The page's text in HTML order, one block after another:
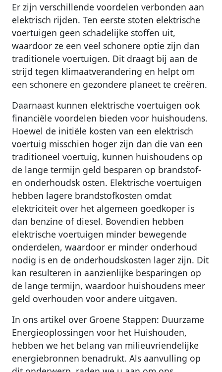
Er zijn verschillende voordelen verbonden aan
elektrisch rijden. Ten eerste stoten elektrische
voertuigen geen schadelijke stoffen uit,
waardoor ze een veel schonere optie zijn dan
traditionele voertuigen. Dit draagt bij aan de
strijd tegen klimaatverandering en helpt om
een schonere en gezondere planeet te creëren.
Daarnaast kunnen elektrische voertuigen ook
financiële voordelen bieden voor huishoudens.
Hoewel de initiële kosten van een elektrisch
voertuig misschien hoger zijn dan die van een
traditioneel voertuig, kunnen huishoudens op
de lange termijn geld besparen op brandstof-
en onderhoudsk osten. Elektrische voertuigen
hebben lagere brandstofkosten omdat
elektriciteit over het algemeen goedkoper is
dan benzine of diesel. Bovendien hebben
elektrische voertuigen minder bewegende
onderdelen, waardoor er minder onderhoud
nodig is en de onderhoudskosten lager zijn. Dit
kan resulteren in aanzienlijke besparingen op
de lange termijn, waardoor huishoudens meer
geld overhouden voor andere uitgaven.
In ons artikel over Groene Stappen: Duurzame
Energieoplossingen voor het Huishouden,
hebben we het belang van milieuvriendelijke
energiebronnen benadrukt. Als aanvulling op